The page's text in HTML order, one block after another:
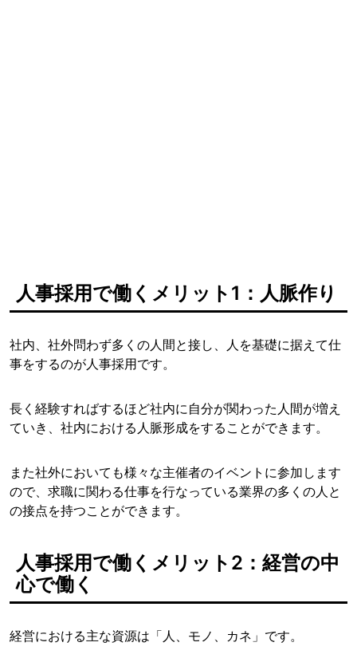
人事採用で働くメリット1：人脈作り
社内、社外問わず多くの人間と接し、人を基礎に据えて仕
事をするのが人事採用です。
長く経験すればするほど社内に自分が関わった人間が増え
ていき、社内における人脈形成をすることができます。
また社外においても様々な主催者のイベントに参加します
ので、求職に関わる仕事を行なっている業界の多くの人と
の接点を持つことができます。
人事採用で働くメリット2：経営の中
心で働く
経営における主な資源は「人、モノ、カネ」です。